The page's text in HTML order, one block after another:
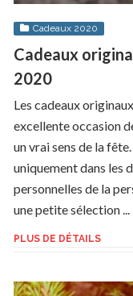
Cadeaux 2020
Cadeaux
2020
Les cadeaux
excellente occasion
un vrai sens de la
uniquement dans les
personnelles de la
une petite sélection ...
PLUS DE DÉTAILS